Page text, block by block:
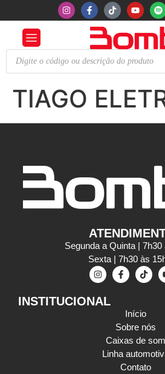
TIAGO
Segunda a Quinta | 7h30
Sexta | 7h30 às
INSTITUCIONAL
Início
Sobre nós
Caixas de som
Linha
Contato